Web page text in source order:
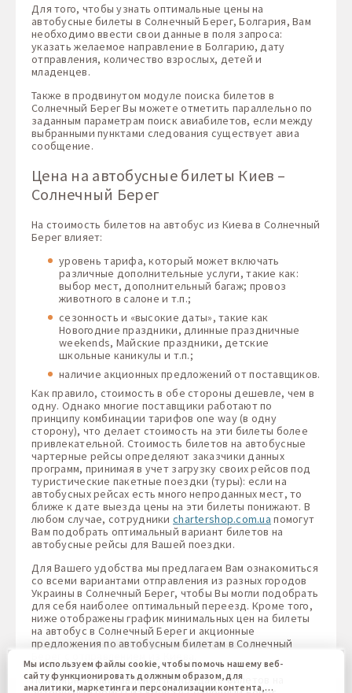
Для того, чтобы узнать оптимальные цены на
автобусные билеты в Солнечный Берег, Болгария, Вам
необходимо ввести свои данные в поля запроса:
указать желаемое направление в Болгарию, дату
отправления, количество взрослых, детей и
младенцев.
Также в продвинутом модуле поиска билетов в
Солнечный Берег Вы можете отметить параллельно по
заданным параметрам поиск авиабилетов, если между
выбранными пунктами следования существует авиа
сообщение.
Цена на автобусные билеты Киев –
Солнечный Берег
На стоимость билетов на автобус из Киева в Солнечный
Берег влияет:
уровень тарифа, который может включать
различные дополнительные услуги, такие как:
выбор мест, дополнительный багаж; провоз
животного в салоне и т.п.;
сезонность и «высокие даты», такие как
Новогодние праздники, длинные праздничные
weekends, Майские праздники, детские
школьные каникулы и т.п.;
наличие акционных предложений от поставщиков.
Как правило, стоимость в обе стороны дешевле, чем в
одну. Однако многие поставщики работают по
принципу комбинации тарифов one way (в одну
сторону), что делает стоимость на эти билеты более
привлекательной. Стоимость билетов на автобусные
чартерные рейсы определяют заказчики данных
программ, принимая в учет загрузку своих рейсов под
туристические пакетные поездки (туры): если на
автобусных рейсах есть много непроданных мест, то
ближе к дате выезда цены на эти билеты понижают. В
любом случае, сотрудники chartershop.com.ua помогут
Вам подобрать оптимальный вариант билетов на
автобусные рейсы для Вашей поездки.
Для Вашего удобства мы предлагаем Вам ознакомиться
со всеми вариантами отправления из разных городов
Украины в Солнечный Берег, чтобы Вы могли подобрать
для себя наиболее оптимальный переезд. Кроме того,
ниже отображены график минимальных цен на билеты
на автобус в Солнечный Берег и акционные
предложения по автобусным билетам в Солнечный
Популярные направления по продаже билетов на
Мы используем файлы cookie, чтобы помочь нашему веб-
сайту функционировать должным образом, для
аналитики, маркетинга и персонализации контента,